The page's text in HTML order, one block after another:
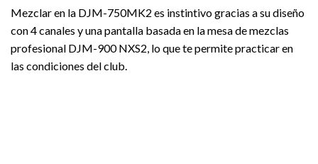
Mezclar en la DJM-750MK2 es instintivo gracias a su diseño
con 4 canales y una pantalla basada en la mesa de mezclas
profesional DJM-900 NXS2, lo que te permite practicar en
las condiciones del club.